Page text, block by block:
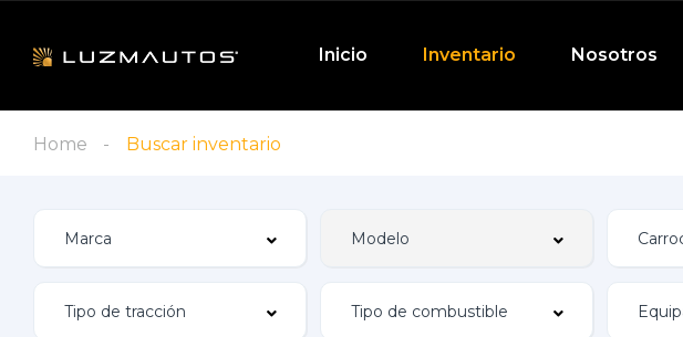
Inicio Inventario Nosotros
Home Buscar inventario